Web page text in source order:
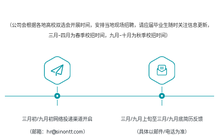
（公司会根据各地高校双选会开展时间，安排当地现场招聘，请应届毕业生随时关注信息更新，
三月-四月为春季校招时间，九月-十月为秋季校招时间）
三月初/九月初网络投递渠道开启
（邮箱：hr@sinontt.com）
三月/九月上旬至三月/九月底简历反馈
（具体以邮件/电话为准）